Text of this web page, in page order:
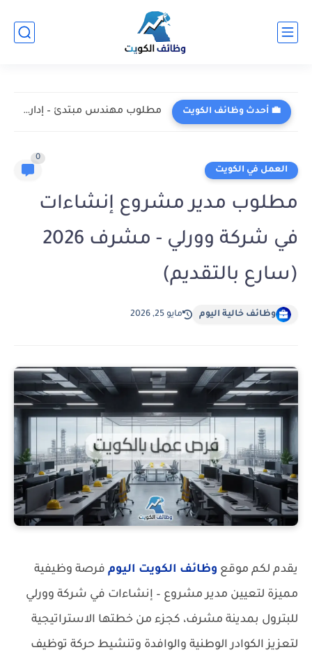
💼 أحدث وظائف الكويت مطلوب مهندس مبتدئ – إدارة المشاريع التقنية في شركة أوريدو...
العمل في الكويت
0
مطلوب مدير مشروع إنشاءات
في شركة وورلي - مشرف 2026
(سارع بالتقديم)
وظائف خالية اليوم مايو 25, 2026
يقدم لكم موقع وظائف الكويت اليوم فرصة وظيفية
مميزة لتعيين مدير مشروع – إنشاءات في شركة وورلي
للبترول بمدينة مشرف، كجزء من خطتها الاستراتيجية
لتعزيز الكوادر الوطنية والوافدة وتنشيط حركة توظيف